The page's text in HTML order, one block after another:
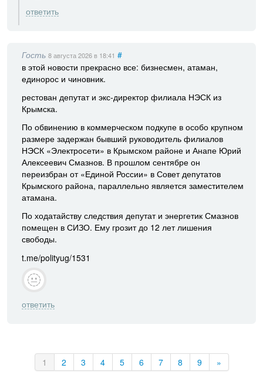
ответить
Гость 8 августа 2026 в 18:41 #
в этой новости прекрасно все: бизнесмен, атаман,
единорос и чиновник.
рестован депутат и экс-директор филиала НЭСК из
Крымска.
По обвинению в коммерческом подкупе в особо крупном
размере задержан бывший руководитель филиалов
НЭСК «Электросети» в Крымском районе и Анапе Юрий
Алексеевич Смазнов. В прошлом сентябре он
переизбран от «Единой России» в Совет депутатов
Крымского района, параллельно является заместителем
атамана.
По ходатайству следствия депутат и энергетик Смазнов
помещен в СИЗО. Ему грозит до 12 лет лишения
свободы.
t.me/polityug/1531
ответить
1 2 3 4 5 6 7 8 9 »